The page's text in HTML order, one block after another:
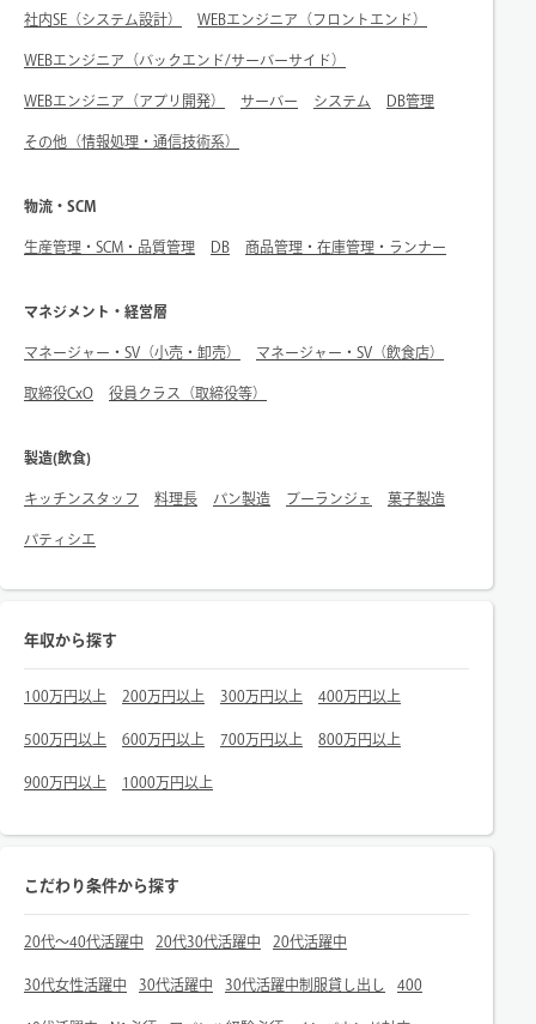
社内SE（システム設計） WEBエンジニア（フロントエンド）
WEBエンジニア（バックエンド/サーバーサイド）
WEBエンジニア（アプリ開発） サーバー システム DB管理
その他（情報処理・通信技術系）
物流・SCM
生産管理・SCM・品質管理 DB 商品管理・在庫管理・ランナー
マネジメント・経営層
マネージャー・SV（小売・卸売） マネージャー・SV（飲食店）
取締役CxO 役員クラス（取締役等）
製造(飲食)
キッチンスタッフ 料理長 パン製造 ブーランジェ 菓子製造
パティシエ
年収から探す
100万円以上 200万円以上 300万円以上 400万円以上
500万円以上 600万円以上 700万円以上 800万円以上
900万円以上 1000万円以上
こだわり条件から探す
20代～40代活躍中 20代30代活躍中 20代活躍中
30代女性活躍中 30代活躍中 30代活躍中制服貸し出し 400